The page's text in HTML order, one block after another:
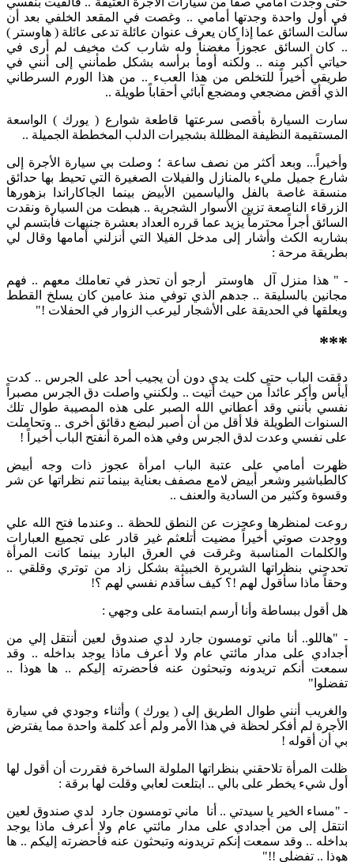
في أول واحدة وجدتها أمامي .. وغصت في المقعد الخلفي بعد أن
سألت السائق عما إذا كان يعرف عنوان عائلة تدعى عائلة ( هاوستر )
.. كان السائق عجوزاً مغضناً وله شارب كث مخيف لم أرى في
حياتي أكبر منه .. ولكنه أومأ برأسه بشكل طمأنني إلى أنني في
طريقي أخيراً للتخلص من هذا العبء .. من هذا الورم السرطاني
الذي أقض مضجعي ومضجع آبائي أحقاباً طويلة ..
سارت السيارة بأقصى سرعتها قاطعة شوارع ( يورك ) الواسعة
المستقيمة النظيفة المظللة بشجيرات الدلب المخططة الجميلة ..
وأخيراً... وبعد أكثر من نصف ساعة ؛ وصلت بي سيارة الأجرة إلى
شارع جميل مليء بالمنازل والفيلات الصغيرة التي تحيط بها حدائق
منسقة غاصة بالفل والياسمين الأبيض بينما الجاكاراندا بزهورها
الزرقاء الناصعة تزين الأسوار الشجرية .. هبطت من السيارة ونقدت
السائق أجراً محترماً يزيد عما قرره العداد بعشرة جنيهات فأبتسم لي
بشاربه الكث وأشار إلى مدخل الفيلا التي أنزلني أمامها وقال لي
بطريقة مرحة :
- " هذا منزل آل هاوستر أرجو أن تحذر في تعاملك معهم .. فهم
مجانين بالسليقة .. جدهم الذي توفي منذ عامين كان يسلخ القطط
ويعلقها في الحديقة على الأشجار ليرعب الزوار في الحفلات !"
***
دققت الباب حتى كلت يدي دون أن يجيب أحد على الجرس .. كدت
أيأس وأكر عائداً من حيث أتيت .. ولكنني واصلت دق الجرس مصبراً
نفسي بأنني وقد أعطاني الله الصبر على هذه المصيبة طوال تلك
السنوات الطويلة فلا أقل من أن أصبر لبضع دقائق أخرى .. وتحاملت
على نفسي وعدت لدق الجرس وفي هذه المرة أنفتح الباب أخيراً !
ظهرت أمامي على عتبة الباب امرأة عجوز ذات وجه أبيض
كالطباشير وشعر أبيض لامع مصفف بعناية بينما تنم نظراتها عن شر
وقسوة وكثير من السادية والعنف ..
روعت لمنظرها وعجزت عن النطق للحظة .. وعندما فتح الله علي
ووجدت صوتي أخيراً مضيت أتلعثم غير قادر على تجميع العبارات
والكلمات المناسبة وغرقت في العرق البارد بينما كانت المرأة
تحدجني بنظراتها الشريرة الخبيثة بشكل زاد من توتري وقلقي ..
وحقاً ماذا سأقول لهم !؟ كيف سأقدم نفسي لهم ؟!
هل أقول ببساطة وأنا أرسم ابتسامة على وجهي :
- "هاللو.. أنا ماني تومسون جارد لدي صندوق لعين أنتقل إلي من
أجدادي على مدار مائتي عام ولا أعرف ماذا يوجد بداخله .. وقد
سمعت أنكم تريدونه وتبحثون عنه فأحضرته إليكم .. ها هوذا ..
تفضلوا"
والغريب أنني طوال الطريق إلى ( يورك ) وأثناء وجودي في سيارة
الأجرة لم أفكر لحظة في هذا الأمر ولم أعد كلمة واحدة مما يفترض
بي أن أقوله !
ظلت المرأة تلاحقني بنظراتها الملولة الساخرة فقررت أن أقول لها
أول شيء يخطر على بالي .. ابتلعت لعابي وقلت لها برقة :
- "مساء الخير يا سيدتي .. أنا ماني تومسون جارد لدي صندوق لعين
انتقل إلى من أجدادي على مدار مائتي عام ولا أعرف ماذا يوجد
بداخله .. وقد سمعت إنكم تريدونه وتبحثون عنه فأحضرته إليكم .. ها
هوذا .. تفضلي !!"